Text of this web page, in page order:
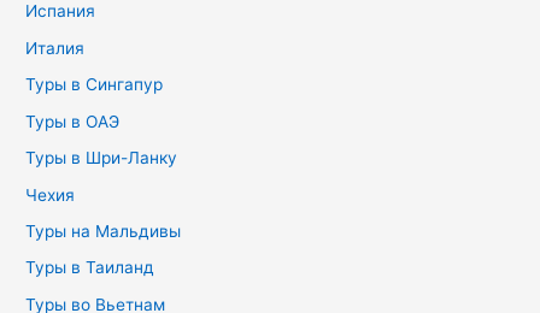
Испания
Италия
Туры в Сингапур
Туры в ОАЭ
Туры в Шри-Ланку
Чехия
Туры на Мальдивы
Туры в Таиланд
Туры во Вьетнам